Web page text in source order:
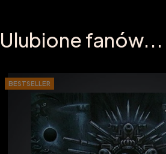
Ulubione fanów...
BESTSELLER